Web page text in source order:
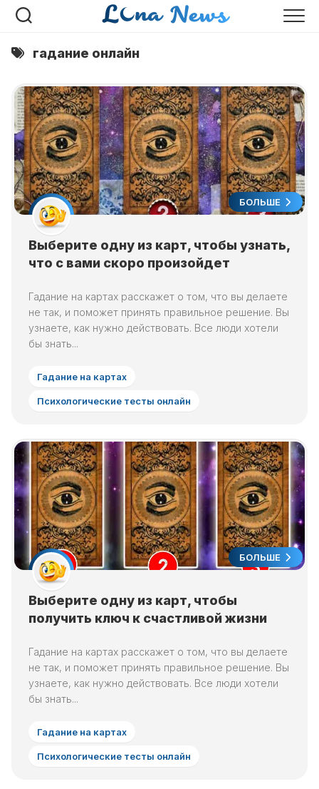
Перейти
гадание онлайн
БОЛЬШЕ
Выберите одну из карт, чтобы узнать,
что с вами скоро произойдет
Гадание на картах расскажет о том, что вы делаете
не так, и поможет принять правильное решение. Вы
узнаете, как нужно действовать. Все люди хотели
бы знать...
Гадание на картах
Психологические тесты онлайн
БОЛЬШЕ
Выберите одну из карт, чтобы
получить ключ к счастливой жизни
Гадание на картах расскажет о том, что вы делаете
не так, и поможет принять правильное решение. Вы
узнаете, как нужно действовать. Все люди хотели
бы знать...
Гадание на картах
Психологические тесты онлайн